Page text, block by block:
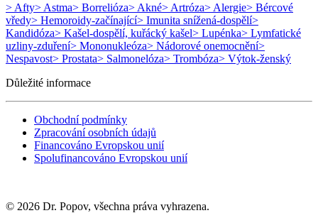
> Afty> Astma> Borrelióza> Akné> Artróza> Alergie> Bércové
vředy> Hemoroidy-začínající> Imunita snížená-dospělí>
Kandidóza> Kašel-dospělí, kuřácký kašel> Lupénka> Lymfatické
uzliny-zduření> Mononukleóza> Nádorové onemocnění>
Nespavost> Prostata> Salmonelóza> Trombóza> Výtok-ženský
Důležité informace
Obchodní podmínky
Zpracování osobních údajů
Financováno Evropskou unií
Spolufinancováno Evropskou unií
© 2026 Dr. Popov, všechna práva vyhrazena.